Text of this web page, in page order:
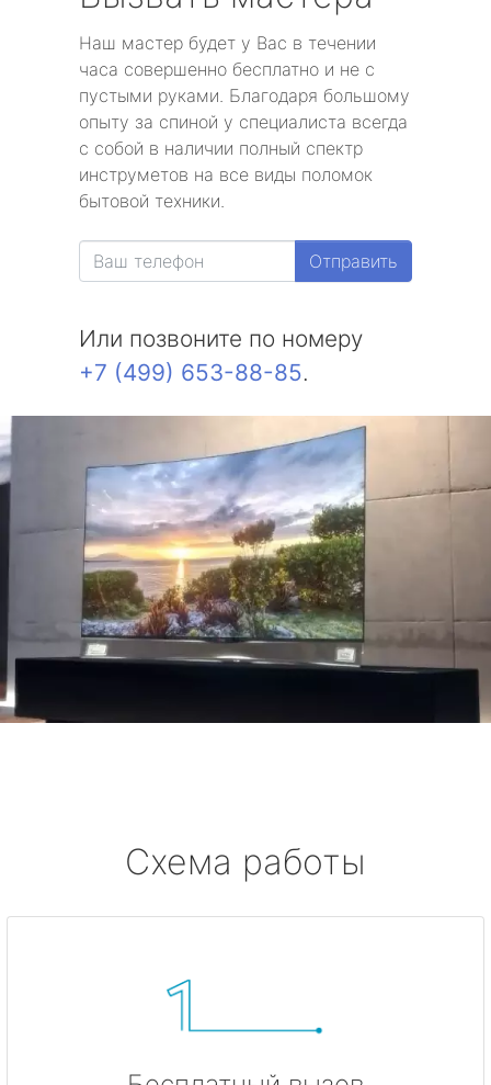
Наш мастер будет у Вас в течении
часа совершенно бесплатно и не с
пустыми руками. Благодаря большому
опыту за спиной у специалиста всегда
с собой в наличии полный спектр
инструметов на все виды поломок
бытовой техники.
Отправить
Или позвоните по номеру
+7 (499) 653-88-85.
Схема работы